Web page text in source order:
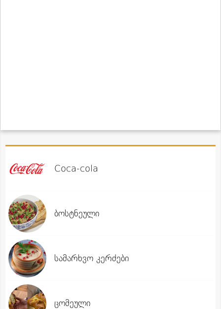
Coca-cola
ბოსტნეული
სამარხვო კერძები
ცომეული